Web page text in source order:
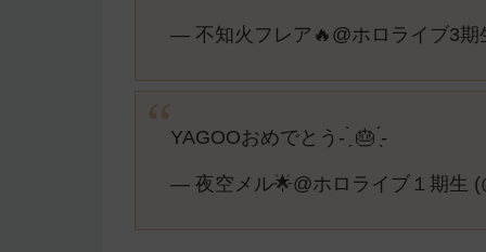
— 不知火フレア🔥@ホロライブ3
YAGOOおめでとう- ̗̀ 🎂 ̖́-
— 夜空メル🌟@ホロライブ１期生